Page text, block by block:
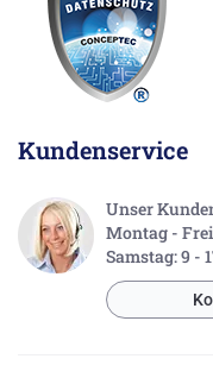
Kundenservice
Unser
Montag -
Samstag: 9 -